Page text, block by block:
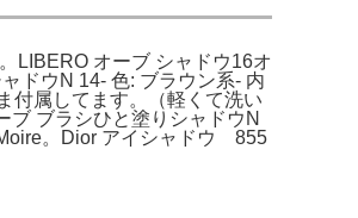
LIBERO オーブ シャドウ16オ
ドウN 14- 色: ブラウン系- 内
付属してます。（軽くて洗い
ブ ブラシひと塗りシャドウN
。Dior アイシャドウ 855